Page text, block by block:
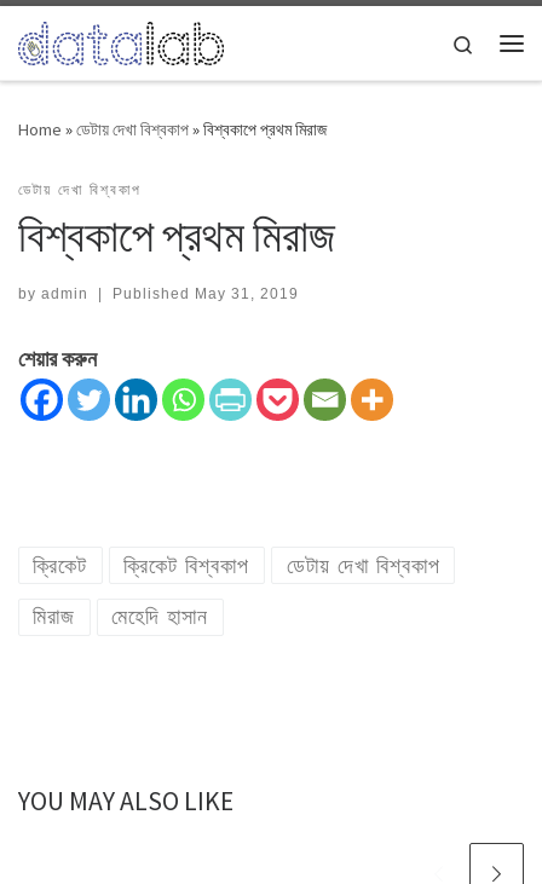
Skip to content
Search
Home »ডেটায় দেখা বিশ্বকাপ»বিশ্বকাপে প্রথম মিরাজ
ডেটায় দেখা বিশ্বকাপ
বিশ্বকাপে প্রথম মিরাজ
by admin | Published May 31, 2019
শেয়ার করুন
ক্রিকেট ক্রিকেট বিশ্বকাপ ডেটায় দেখা বিশ্বকাপ
মিরাজ মেহেদি হাসান
YOU MAY ALSO LIKE